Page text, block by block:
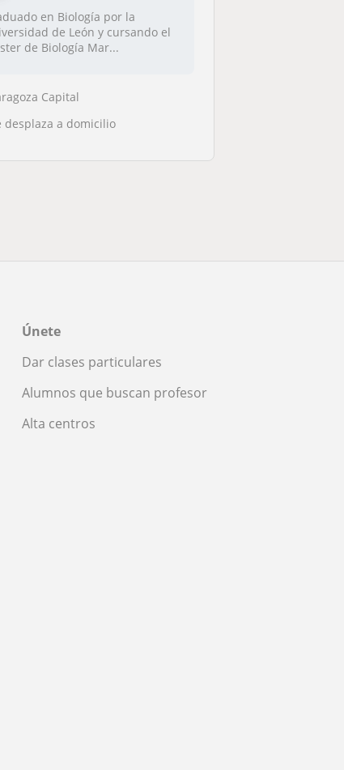
en Biología por la
de León y cursando el
de Biología Mar...
Capital
desplaza a domicilio
Únete
Dar clases particulares
Alumnos que buscan profesor
Alta centros